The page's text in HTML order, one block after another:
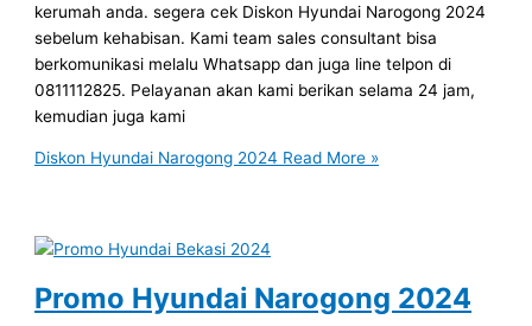
kerumah anda. segera cek Diskon Hyundai Narogong 2024
sebelum kehabisan. Kami team sales consultant bisa
berkomunikasi melalu Whatsapp dan juga line telpon di
0811112825. Pelayanan akan kami berikan selama 24 jam,
kemudian juga kami
Diskon Hyundai Narogong 2024 Read More »
Promo Hyundai Narogong 2024